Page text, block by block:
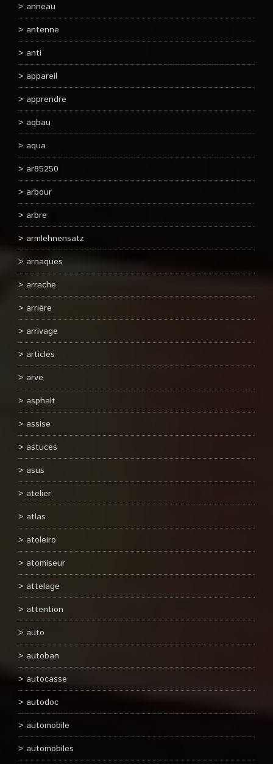
anneau
antenne
anti
appareil
apprendre
aqbau
aqua
ar85250
arbour
arbre
armlehnensatz
arnaques
arrache
arrière
arrivage
articles
arve
asphalt
assise
astuces
asus
atelier
atlas
atoleiro
atomiseur
attelage
attention
auto
autoban
autocasse
autodoc
automobile
automobiles